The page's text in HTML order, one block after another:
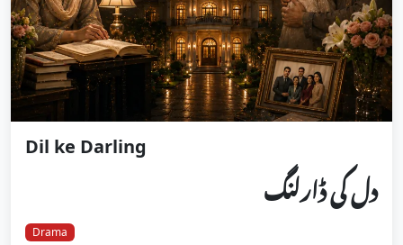
Dil ke Darling
دل کی ڈارلنگ
Drama